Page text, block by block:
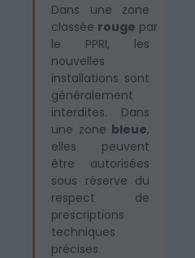
Dans une zone
classée rouge par
le PPRI, les
nouvelles
installations sont
généralement
interdites. Dans
une zone bleue,
elles peuvent
être autorisées
sous réserve du
respect de
prescriptions
techniques
précises.